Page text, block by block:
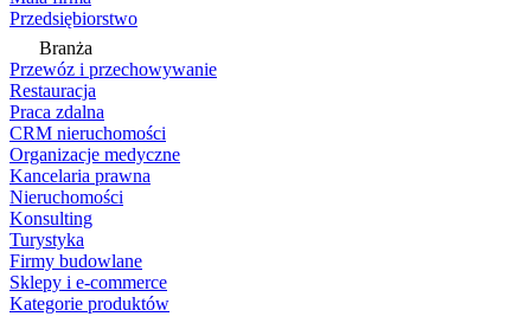
Przedsiębiorstwo
Branża
Przewóz i przechowywanie
Restauracja
Praca zdalna
CRM nieruchomości
Organizacje medyczne
Kancelaria prawna
Nieruchomości
Konsulting
Turystyka
Firmy budowlane
Sklepy i e-commerce
Kategorie produktów